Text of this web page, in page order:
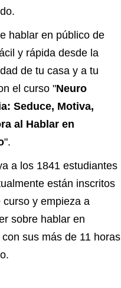
hablar en público de
y rápida desde la
de tu casa y a tu
el curso "Neuro
Seduce, Motiva,
al Hablar en
".
a los 1841 estudiantes
están inscritos
curso y empieza a
sobre hablar en
sus más de 11 horas